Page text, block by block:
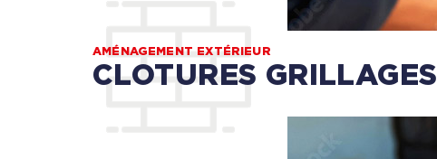
AMÉNAGEMENT EXTÉRIEUR
CLOTURES GRILLAGES